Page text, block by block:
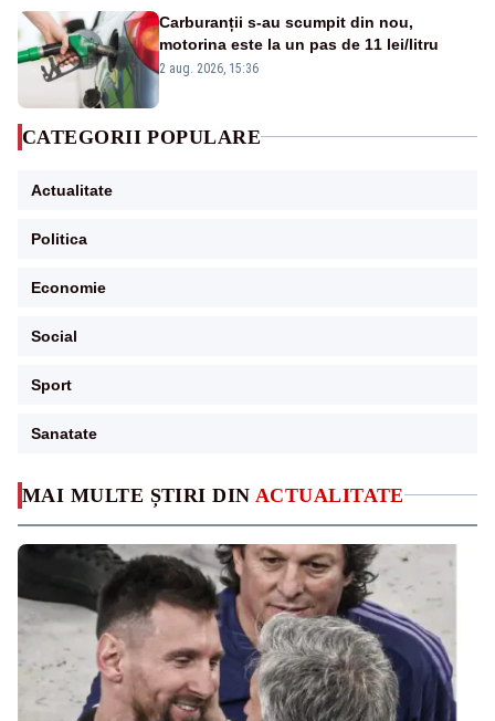
MAI MULTE ȘTIRI DIN ACTUALITATE
Carburanții s-au scumpit din nou,
motorina este la un pas de 11 lei/litru
2 aug. 2026, 15:36
CATEGORII POPULARE
Actualitate
Politica
Economie
Social
Sport
Sanatate